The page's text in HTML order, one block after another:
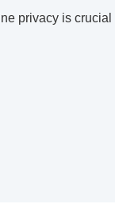
privacy is